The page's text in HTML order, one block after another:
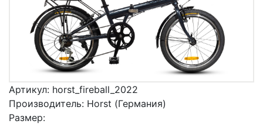
Артикул: horst_fireball_2022
Производитель: Horst (Германия)
Размер: